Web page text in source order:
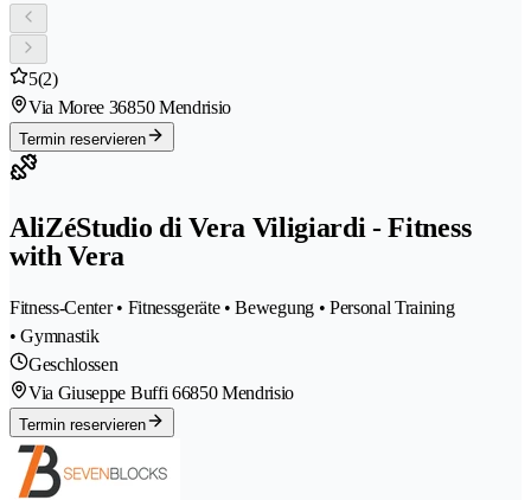
5(2)
Via Moree 36850 Mendrisio
Termin reservieren
AliZéStudio di Vera Viligiardi - Fitness
with Vera
Fitness-Center • Fitnessgeräte • Bewegung • Personal Training
• Gymnastik
Geschlossen
Via Giuseppe Buffi 66850 Mendrisio
Termin reservieren